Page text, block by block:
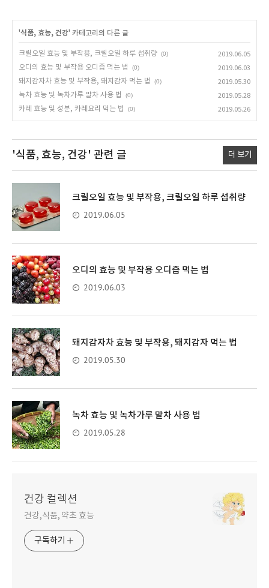
'식품, 효능, 건강' 카테고리의 다른 글
크릴오일 효능 및 부작용, 크릴오일 하루 섭취량 (0)
2019.06.05
오디의 효능 및 부작용 오디즙 먹는 법
(0)
2019.06.03
돼지감자차 효능 및 부작용, 돼지감자 먹는 법
(0)
2019.05.30
녹차 효능 및 녹차가루 말차 사용 법
(0)
2019.05.28
카레 효능 및 성분, 카레요리 먹는 법
(0) 2019.05.26
'식품, 효능, 건강' 관련 글 더 보기
크릴오일 효능 및 부작용, 크릴오일 하루 섭취량
2019.06.05
오디의 효능 및 부작용 오디즙 먹는 법
2019.06.03
돼지감자차 효능 및 부작용, 돼지감자 먹는 법
2019.05.30
녹차 효능 및 녹차가루 말차 사용 법
2019.05.28
건강 컬렉션
건강,식품, 약초 효능
구독하기